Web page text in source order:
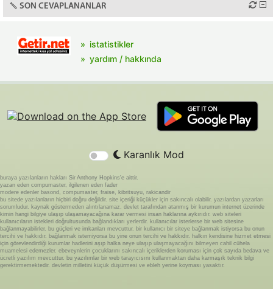
SON CEVAPLANANLAR
istatistikler
yardım / hakkında
Karanlık Mod
buraya yazılanların hakları Sir Anthony Hopkins'e aittir.
yazan eden compumaster, ilgilenen eden fader
modere edenler basond, compumaster, fraise, kibritsuyu, rakicandir
bu sitede yazılanların hiçbiri doğru değildir. site içeriği küçükler için sakıncalı olabilir. yazılardan yazarları
sorumludur. kaynak göstermeden alıntılanamaz. devlet tarafından atanmış bir kurumun internet üzerinde
kimin hangi bilgiye ulaşıp ulaşamayacağına karar vermesi insan haklarına aykırıdır. web siteleri
kullanıcıların istekleri doğrultusunda bağlandıkları yerlerdir. kullanıcılar isterlerse bir web sitesine
bağlanmayabilirler. bu güçleri ve imkanları mevcuttur. bir kullanıcı bir siteye bağlanmak istiyorsa bu onun
tercihi ve hakkıdır. bağlanmak istemiyorsa bu yine onun tercihi ve hakkıdır. halkın kendisine hizmet etmesi
için görevlendirdiği kurumlar hadlerini aşıp halka neye ulaşıp ulaşmayacağını bilmeyen cahil cühela
muamelesi edemezler. ebeveynlerin çocuklarını sakıncalı içeriklerden koruması için çok sayıda bedava ve
ücretli yazılım mevcuttur. bu yazılımlar bir web tarayıcısını kullanmaktan daha karmaşık teknik bilgi
gerektirmemektedir. devletin milletini küçük düşürmesi ve ebleh yerine koyması yasaktır.